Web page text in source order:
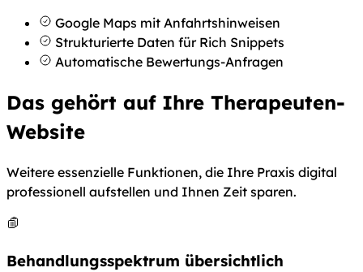
Google Maps mit Anfahrtshinweisen
Strukturierte Daten für Rich Snippets
Automatische Bewertungs-Anfragen
Das gehört auf Ihre Therapeuten-
Website
Weitere essenzielle Funktionen, die Ihre Praxis digital
professionell aufstellen und Ihnen Zeit sparen.
Behandlungsspektrum übersichtlich